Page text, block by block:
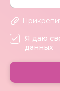
Я даю
данных